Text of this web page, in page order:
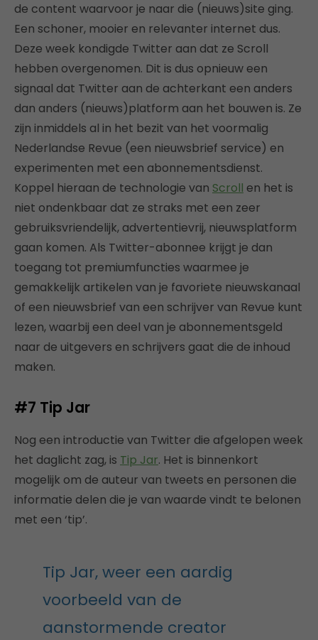
de content waarvoor je naar die (nieuws)site ging.
Een schoner, mooier en relevanter internet dus.
Deze week kondigde Twitter aan dat ze Scroll
hebben overgenomen. Dit is dus opnieuw een
signaal dat Twitter aan de achterkant een anders
dan anders (nieuws)platform aan het bouwen is. Ze
zijn inmiddels al in het bezit van het voormalig
Nederlandse Revue (een nieuwsbrief service) en
experimenten met een abonnementsdienst.
Koppel hieraan de technologie van Scroll en het is
niet ondenkbaar dat ze straks met een zeer
gebruiksvriendelijk, advertentievrij, nieuwsplatform
gaan komen. Als Twitter-abonnee krijgt je dan
toegang tot premiumfuncties waarmee je
gemakkelijk artikelen van je favoriete nieuwskanaal
of een nieuwsbrief van een schrijver van Revue kunt
lezen, waarbij een deel van je abonnementsgeld
naar de uitgevers en schrijvers gaat die de inhoud
maken.
#7 Tip Jar
Nog een introductie van Twitter die afgelopen week
het daglicht zag, is Tip Jar. Het is binnenkort
mogelijk om de auteur van tweets en personen die
informatie delen die je van waarde vindt te belonen
met een ‘tip’.
Tip Jar, weer een aardig
voorbeeld van de
aanstormende creator